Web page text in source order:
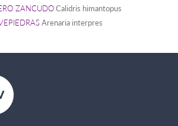
ZANCUDOCalidris himantopus
Arenaria interpres